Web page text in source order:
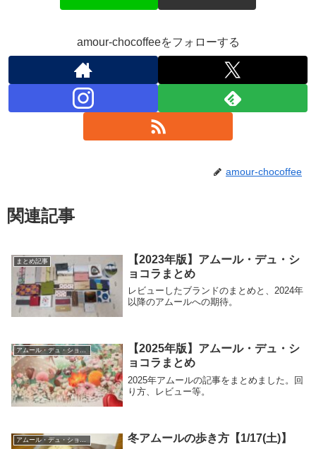
amour-chocoffeeをフォローする
amour-chocoffee
関連記事
まとめ記事
【2023年版】アムール・デュ・シ
ョコラまとめ
レビューしたブランドのまとめと、2024年
以降のアムールへの期待。
アムール・デュ・ショコラ
【2025年版】アムール・デュ・シ
ョコラまとめ
2025年アムールの記事をまとめました。回
り方、レビュー等。
冬アムールの歩き方【1/17(土)】